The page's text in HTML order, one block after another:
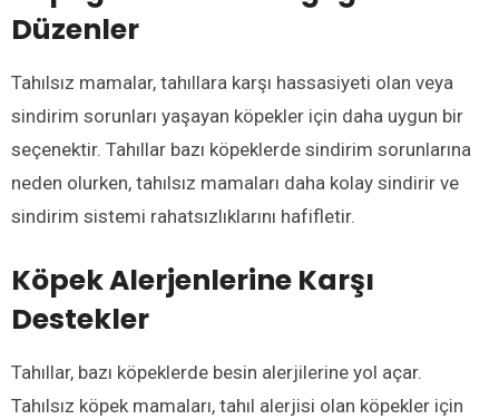
Düzenler
Tahılsız mamalar, tahıllara karşı hassasiyeti olan veya
sindirim sorunları yaşayan köpekler için daha uygun bir
seçenektir. Tahıllar bazı köpeklerde sindirim sorunlarına
neden olurken, tahılsız mamaları daha kolay sindirir ve
sindirim sistemi rahatsızlıklarını hafifletir.
Köpek Alerjenlerine Karşı
Destekler
Tahıllar, bazı köpeklerde besin alerjilerine yol açar.
Tahılsız köpek mamaları, tahıl alerjisi olan köpekler için